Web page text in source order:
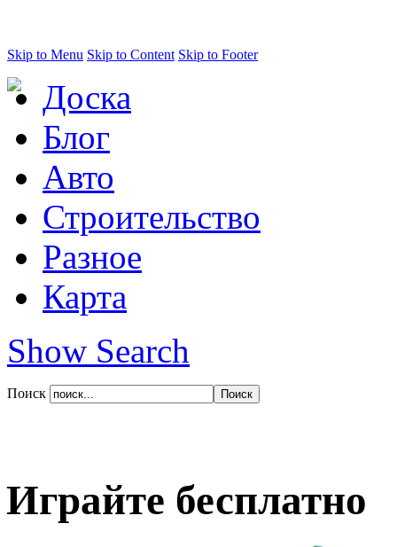
Skip to Menu Skip to Content Skip to Footer
Доска
Блог
Авто
Строительство
Разное
Карта
Show Search
Поиск
Играйте бесплатно